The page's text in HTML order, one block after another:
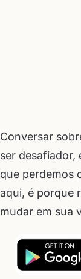
Conversar
ser desafiador,
que perdemos
aqui, é porque
mudar em sua